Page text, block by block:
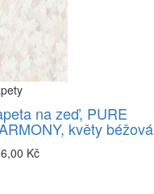
na zeď, PURE
květy béžová
Kč